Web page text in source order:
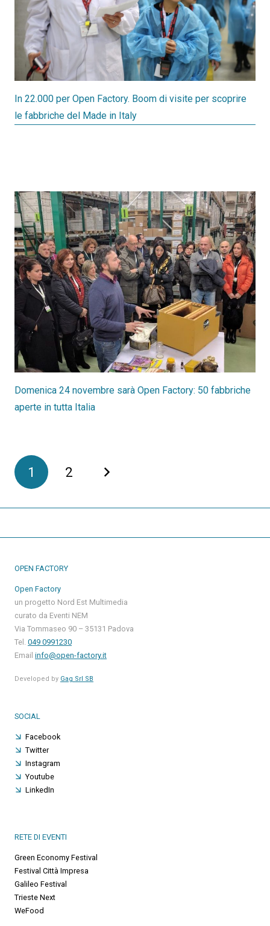
In 22.000 per Open Factory. Boom di visite per scoprire
le fabbriche del Made in Italy
Domenica 24 novembre sarà Open Factory: 50 fabbriche
aperte in tutta Italia
1 2
OPEN FACTORY
Open Factory
un progetto Nord Est Multimedia
curato da Eventi NEM
Via Tommaseo 90 – 35131 Padova
Tel. 049 0991230
Email info@open-factory.it
Developed by Gag Srl SB
SOCIAL
Facebook
Twitter
Instagram
Youtube
LinkedIn
RETE DI EVENTI
Green Economy Festival
Festival Città Impresa
Galileo Festival
Trieste Next
WeFood